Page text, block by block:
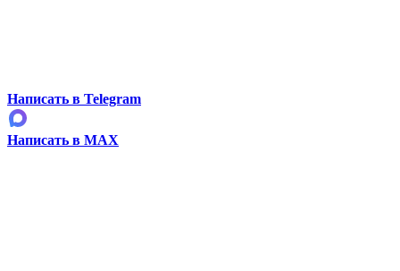
Написать в Telegram
Написать в MAX